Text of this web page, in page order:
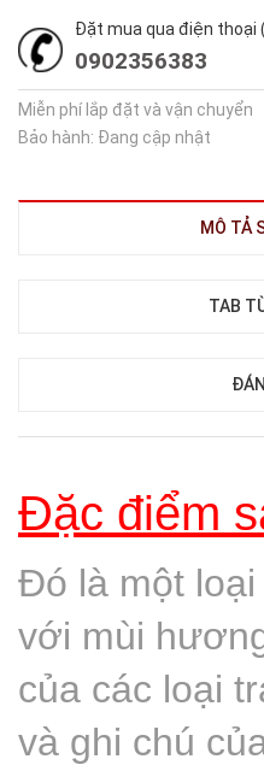
Đặt mua qua điện thoại
0902356383
Miễn phí lắp đặt và vận chuyển
Bảo hành: Đang cập nhật
MÔ TẢ
TAB
Đặc điểm
Đó là một
với mùi
của các loại
và ghi chú